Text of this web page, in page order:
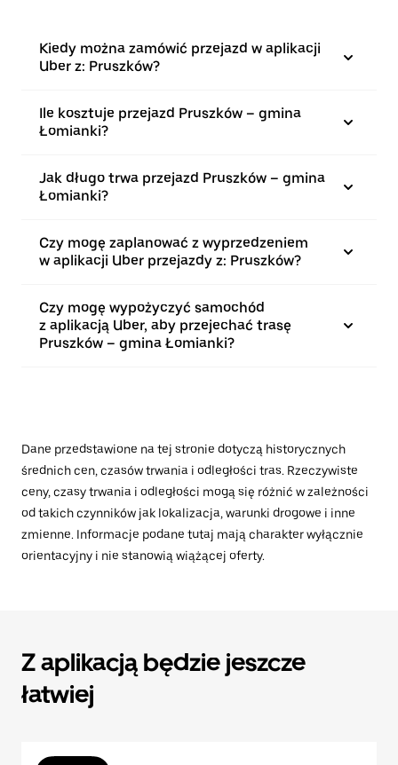
Kiedy można zamówić przejazd w aplikacji
Uber z: Pruszków?
Ile kosztuje przejazd Pruszków – gmina
Łomianki?
Jak długo trwa przejazd Pruszków – gmina
Łomianki?
Czy mogę zaplanować z wyprzedzeniem
w aplikacji Uber przejazdy z: Pruszków?
Czy mogę wypożyczyć samochód
z aplikacją Uber, aby przejechać trasę
Pruszków – gmina Łomianki?
Dane przedstawione na tej stronie dotyczą historycznych
średnich cen, czasów trwania i odległości tras. Rzeczywiste
ceny, czasy trwania i odległości mogą się różnić w zależności
od takich czynników jak lokalizacja, warunki drogowe i inne
zmienne. Informacje podane tutaj mają charakter wyłącznie
orientacyjny i nie stanowią wiążącej oferty.
Z aplikacją będzie jeszcze
łatwiej